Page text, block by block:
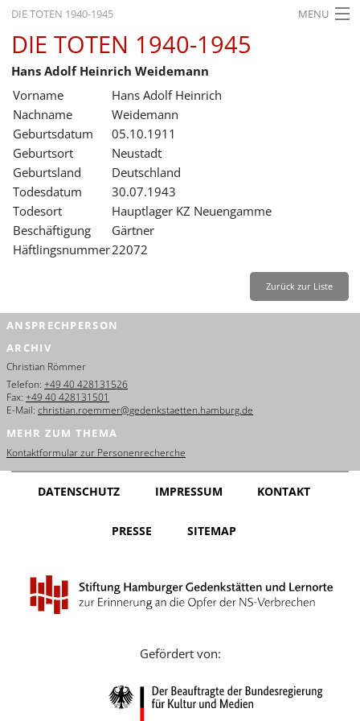
DIE TOTEN 1940-1945 MENU
STARTSEITE
AKTUELLES
AUSSTELLUNGEN
GESCHICHTE
BILDUNG
FORSCHUNG
SERVICE
Français
Dansk
Español
Nederlands
Português
Русский
Leichte Sprache
DIE TOTEN 1940-1945
Hans Adolf Heinrich Weidemann
Vorname
Hans Adolf Heinrich
Nachname
Weidemann
Geburtsdatum
05.10.1911
Geburtsort
Neustadt
Geburtsland
Deutschland
Todesdatum
30.07.1943
Todesort
Hauptlager KZ Neuengamme
Beschäftigung
Gärtner
Häftlingsnummer22072
Zurück zur Liste
ANSPRECHPERSON
ARCHIV
Christian Römmer
Telefon: +49 40 428131526
Fax: +49 40 428131501
E-Mail: christian.roemmer@gedenkstaetten.hamburg.de
MEHR ZUM THEMA
Kontaktformular zur Personenrecherche
DATENSCHUTZ IMPRESSUM KONTAKT
PRESSE SITEMAP
Gefördert von: